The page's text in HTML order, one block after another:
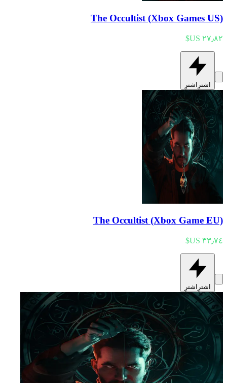
The Occultist (Xbox Games US)
اشترِ اشترِ
The Occultist (Xbox Game EU)
اشترِ اشترِ